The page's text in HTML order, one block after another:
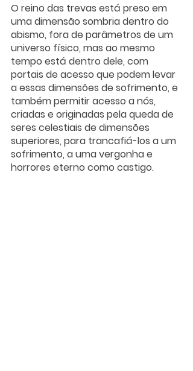
O reino das trevas está preso em
uma dimensão sombria dentro do
abismo, fora de parâmetros de um
universo físico, mas ao mesmo
tempo está dentro dele, com
portais de acesso que podem levar
a essas dimensões de sofrimento, e
também permitir acesso a nós,
criadas e originadas pela queda de
seres celestiais de dimensões
superiores, para trancafiá-los a um
sofrimento, a uma vergonha e
horrores eterno como castigo.